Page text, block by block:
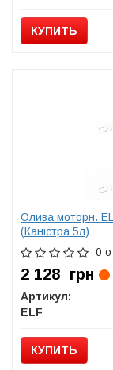
КУПИТЬ
Олива моторн.
(Каністра 5л)
0
2 128 грн
Артикул:
ELF
КУПИТЬ